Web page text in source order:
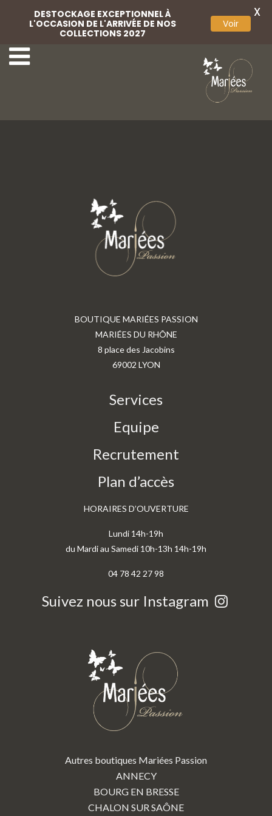
68-Marylise 70-Marylise
BOUTIQUE MARIÉES PASSION
MARIÉES DU RHÔNE
8 place des Jacobins
69002 LYON
Services
Equipe
Recrutement
Plan d’accès
HORAIRES D’OUVERTURE
Lundi 14h-19h
du Mardi au Samedi 10h-13h 14h-19h
04 78 42 27 98
Suivez nous sur Instagram
Autres boutiques Mariées Passion
ANNECY
BOURG EN BRESSE
CHALON SUR SAÔNE
DESTOCKAGE EXCEPTIONNEL À
L'OCCASION DE L'ARRIVÉE DE NOS
COLLECTIONS 2027
Voir
X